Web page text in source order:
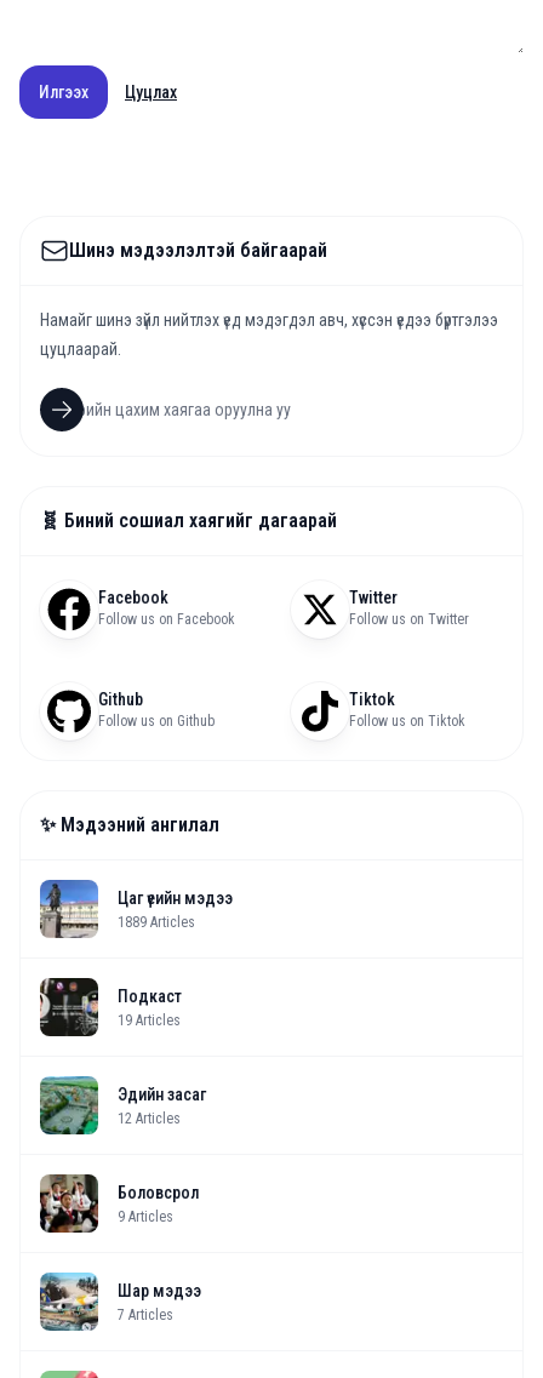
Илгээх Цуцлах
Шинэ мэдээлэлтэй байгаарай
Намайг шинэ зүйл нийтлэх үед мэдэгдэл авч, хүссэн үедээ бүртгэлээ
цуцлаарай.
🧬 Биний сошиал хаягийг дагаарай
Facebook
Follow us on Facebook
Twitter
Follow us on Twitter
Github
Follow us on Github
Tiktok
Follow us on Tiktok
✨ Мэдээний ангилал
Цаг үеийн мэдээ
1889 Articles
Подкаст
19 Articles
Эдийн засаг
12 Articles
Боловсрол
9 Articles
Шар мэдээ
7 Articles